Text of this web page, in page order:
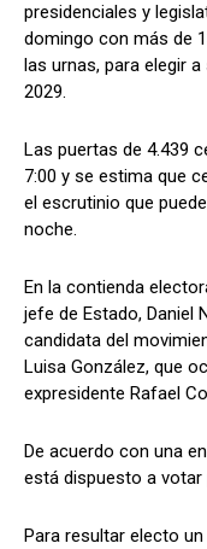
presidenciales y
domingo con más de
las urnas, para elegir
2029.
Las puertas de 4.439
7:00 y se estima que
el escrutinio que
noche.
En la contienda
jefe de Estado, Daniel
candidata del
Luisa González, que
expresidente Rafael
De acuerdo con una
está dispuesto a votar
Para resultar electo